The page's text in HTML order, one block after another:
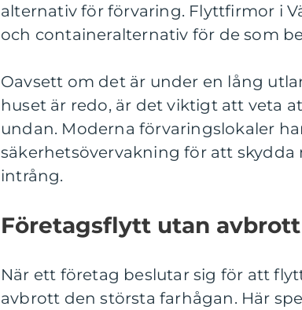
alternativ för förvaring. Flyttfirmor i
och containeralternativ för de som
Oavsett om det är under en lång
huset är redo, är det viktigt att veta
undan. Moderna förvaringslokaler
säkerhetsövervakning för att
intrång.
Företagsflytt utan
När ett företag beslutar sig för att
avbrott den största farhågan. Här